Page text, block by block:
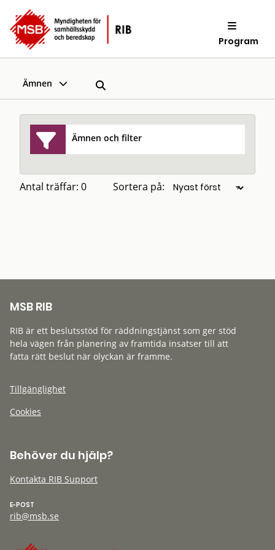
Program
Ämnen
Ämnen och filter
Antal träffar: 0 Sortera på:
MSB RIB
RIB är ett beslutsstöd för räddningstjänst som ger stöd
hela vägen från planering av framtida insatser till att
fatta rätt beslut när olyckan är framme.
Tillgänglighet
Cookies
Behöver du hjälp?
Kontakta RIB Support
E-POST
rib@msb.se